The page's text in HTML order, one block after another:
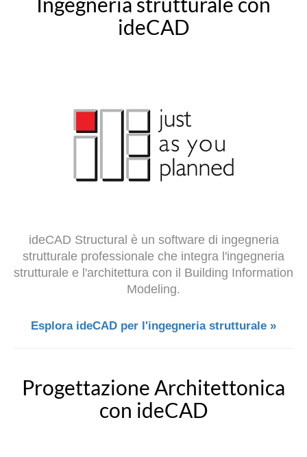
ideCAD
ideCAD Structural è un software di ingegneria
strutturale professionale che integra l'ingegneria
strutturale e l'architettura con il Building Information
Modeling.
Esplora ideCAD per l'ingegneria strutturale »
Progettazione Architettonica
con ideCAD